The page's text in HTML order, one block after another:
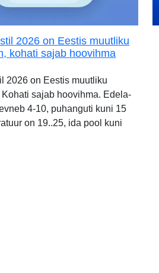
2026 on Eestis muutliku
kohati sajab hoovihma
2026 on Eestis muutliku
sajab hoovihma. Edela-
4-10, puhanguti kuni 15
on 19..25, ida pool kuni